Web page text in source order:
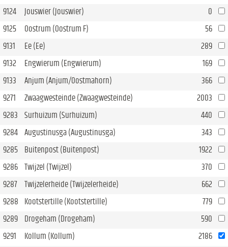
9124
Jouswier (Jouswier)
0
9125
Oostrum (Oostrum F)
56
9131
Ee (Ee)
289
9132
Engwierum (Engwierum)
169
9133
Anjum (Anjum/Oostmahorn)
366
9271
Zwaagwesteinde (Zwaagwesteinde)
2003
9283
Surhuizum (Surhuizum)
440
9284
Augustinusga (Augustinusga)
343
9285
Buitenpost (Buitenpost)
1922
9286
Twijzel (Twijzel)
370
9287
Twijzelerheide (Twijzelerheide)
662
9288
Kootstertille (Kootstertille)
779
9289
Drogeham (Drogeham)
590
9291
Kollum (Kollum) 2186